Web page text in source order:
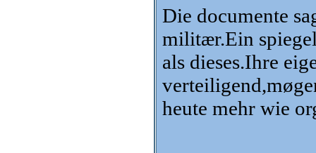
Die documente
militær.Ein
als dieses.Ihre
heute mehr wie